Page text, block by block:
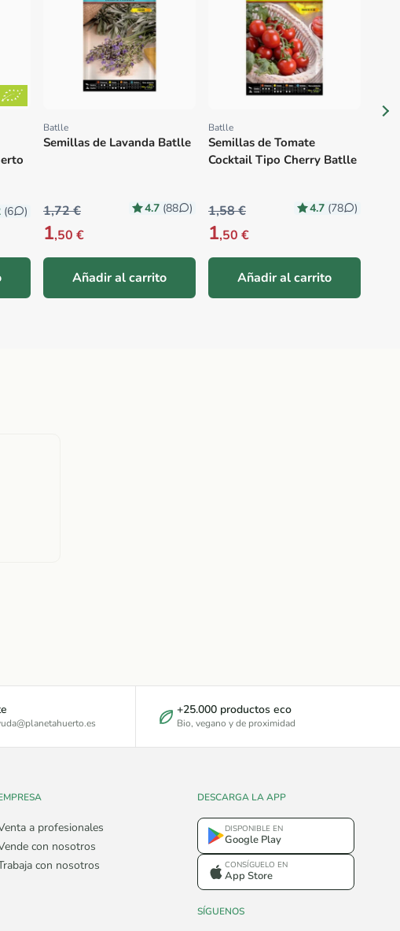
(6 )
Proveedor:
Batlle
Semillas de Lavanda Batlle
4.7 (88 )
1,72 €
1,50 €
Añadir al carrito
Proveedor:
Batlle
Semillas de Tomate
Cocktail Tipo Cherry Batlle
4.7 (78 )
1,58 €
1,50 €
Añadir al carrito
+25.000 productos eco
Bio, vegano y de proximidad
a profesionales
con nosotros
con nosotros
DESCARGA LA APP
DISPONIBLE EN
Google Play
CONSÍGUELO EN
App Store
SÍGUENOS